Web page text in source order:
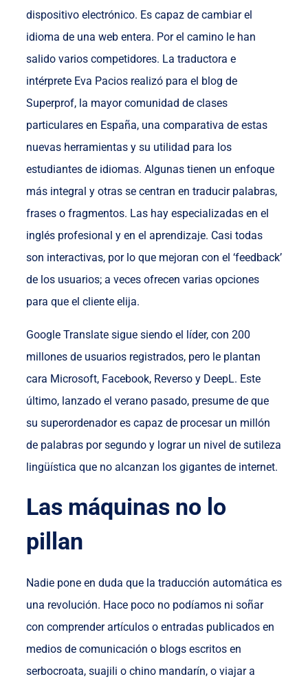
dispositivo electrónico. Es capaz de cambiar el
idioma de una web entera. Por el camino le han
salido varios competidores. La traductora e
intérprete Eva Pacios realizó para el blog de
Superprof, la mayor comunidad de clases
particulares en España, una comparativa de estas
nuevas herramientas y su utilidad para los
estudiantes de idiomas. Algunas tienen un enfoque
más integral y otras se centran en traducir palabras,
frases o fragmentos. Las hay especializadas en el
inglés profesional y en el aprendizaje. Casi todas
son interactivas, por lo que mejoran con el ‘feedback’
de los usuarios; a veces ofrecen varias opciones
para que el cliente elija.
Google Translate sigue siendo el líder, con 200
millones de usuarios registrados, pero le plantan
cara Microsoft, Facebook, Reverso y DeepL. Este
último, lanzado el verano pasado, presume de que
su superordenador es capaz de procesar un millón
de palabras por segundo y lograr un nivel de sutileza
lingüística que no alcanzan los gigantes de internet.
Las máquinas no lo
pillan
Nadie pone en duda que la traducción automática es
una revolución. Hace poco no podíamos ni soñar
con comprender artículos o entradas publicados en
medios de comunicación o blogs escritos en
serbocroata, suajili o chino mandarín, o viajar a